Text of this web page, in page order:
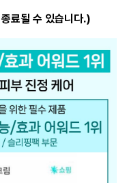
료될 수 있습니다.)